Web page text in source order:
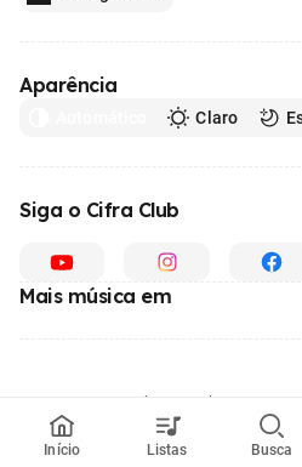
Início Listas Busca
Aparência
Claro
Siga o Cifra Club
Mais música em
© 1996 - 2026, o maior site de ensino de